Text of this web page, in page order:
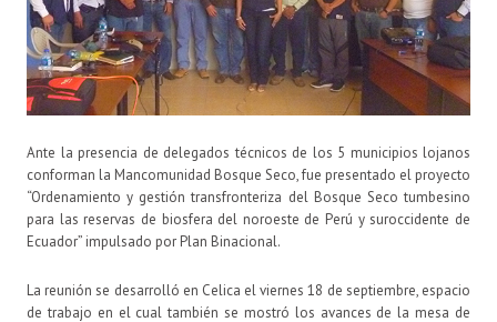
Ante la presencia de delegados técnicos de los 5 municipios lojanos
conforman la Mancomunidad Bosque Seco, fue presentado el proyecto
“Ordenamiento y gestión transfronteriza del Bosque Seco tumbesino
para las reservas de biosfera del noroeste de Perú y suroccidente de
Ecuador” impulsado por Plan Binacional.
La reunión se desarrolló en Celica el viernes 18 de septiembre, espacio
de trabajo en el cual también se mostró los avances de la mesa de